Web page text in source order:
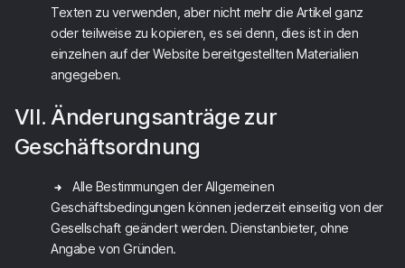
Texten zu verwenden, aber nicht mehr die Artikel ganz
oder teilweise zu kopieren, es sei denn, dies ist in den
einzelnen auf der Website bereitgestellten Materialien
angegeben.
VII. Änderungsanträge zur
Geschäftsordnung
Alle Bestimmungen der Allgemeinen
Geschäftsbedingungen können jederzeit einseitig von der
Gesellschaft geändert werden. Dienstanbieter, ohne
Angabe von Gründen.